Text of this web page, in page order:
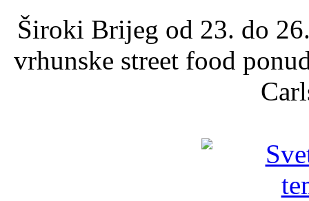
Široki Brijeg od 23. do
vrhunske street food